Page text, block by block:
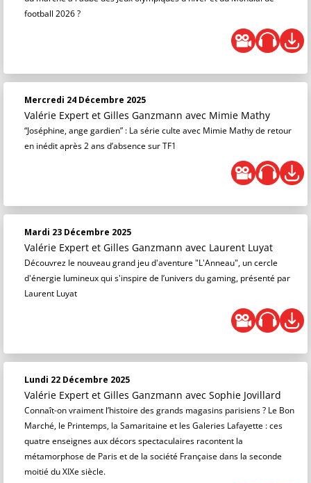
football 2026 ?
Mercredi 24 Décembre 2025
Valérie Expert et Gilles Ganzmann avec Mimie Mathy
“Joséphine, ange gardien” : La série culte avec Mimie Mathy de retour
en inédit après 2 ans d’absence sur TF1
Mardi 23 Décembre 2025
Valérie Expert et Gilles Ganzmann avec Laurent Luyat
Découvrez le nouveau grand jeu d'aventure "L'Anneau", un cercle
d'énergie lumineux qui s'inspire de l’univers du gaming, présenté par
Laurent Luyat
Lundi 22 Décembre 2025
Valérie Expert et Gilles Ganzmann avec Sophie Jovillard
Connaît-on vraiment l’histoire des grands magasins parisiens ? Le Bon
Marché, le Printemps, la Samaritaine et les Galeries Lafayette : ces
quatre enseignes aux décors spectaculaires racontent la
métamorphose de Paris et de la société Française dans la seconde
moitié du XIXe siècle.